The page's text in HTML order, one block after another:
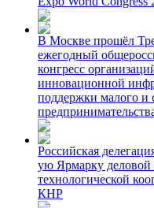
В Москве прошёл
ежегодный
конгресс
инновационной
поддержки малого и
Российская
ую Ярмарку деловой
технологической
КНР